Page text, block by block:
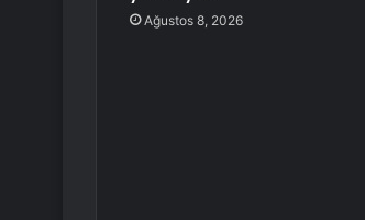
Ağustos 8, 2026